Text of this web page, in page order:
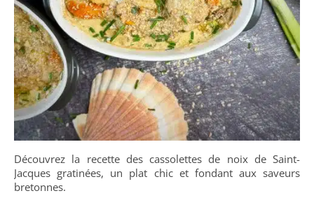
Découvrez la recette des cassolettes de noix de Saint-
Jacques gratinées, un plat chic et fondant aux saveurs
bretonnes.